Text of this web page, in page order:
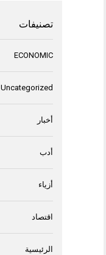
تصنيفات
ECONOMIC
Uncategorized
أخبار
أدب
أزياء
اقتصاد
الرئيسية